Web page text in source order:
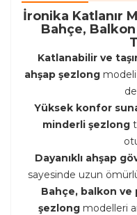
İronika Katlanır
Bahçe,
Katlanabilir ve
ahşap şezlongmodeli
Yüksek konfor
minderli şezlong
Dayanıklı ahşap
sayesinde uzun
Bahçe, balkon ve
şezlongmodelleri